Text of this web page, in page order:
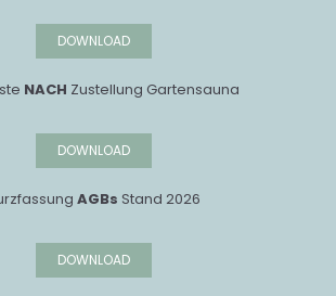
DOWNLOAD
NACH Zustellung Gartensauna
DOWNLOAD
AGBs Stand 2026
DOWNLOAD